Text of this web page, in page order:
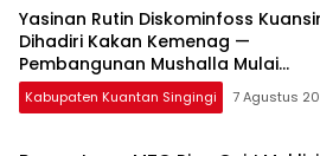
Yasinan Rutin Diskominfoss
Dihadiri Kakan Kemenag —
Pembangunan Mushalla Mulai
Dirancang
Kabupaten Kuantan Singingi 7 Agustus